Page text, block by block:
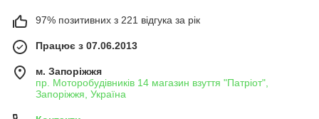
97% позитивних з 221 відгука за рік
Працює з 07.06.2013
м. Запоріжжя
пр. Моторобудівників 14 магазин взуття "Патріот",
Запоріжжя, Україна